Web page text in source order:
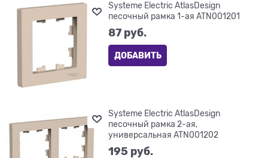
Systeme Electric AtlasDesign
песочный рамка 1-ая ATN001201
87 руб.
ДОБАВИТЬ
Systeme Electric AtlasDesign
песочный рамка 2-ая,
универсальная ATN001202
195 руб.